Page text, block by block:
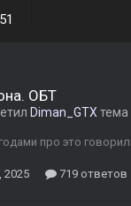
ОБТ
Diman_GTX тема
про это
2025 719 ответов